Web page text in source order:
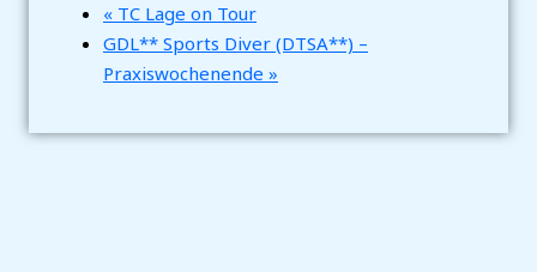
« TC Lage on Tour
GDL** Sports Diver (DTSA**) –
Praxiswochenende »